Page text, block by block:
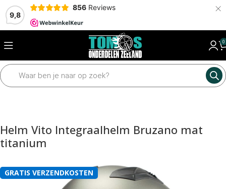
9,8
856 Reviews ×
0
Home Accessoires Helmen
Helm Vito Integraalhelm Bruzano mat
titanium
GRATIS VERZENDKOSTEN